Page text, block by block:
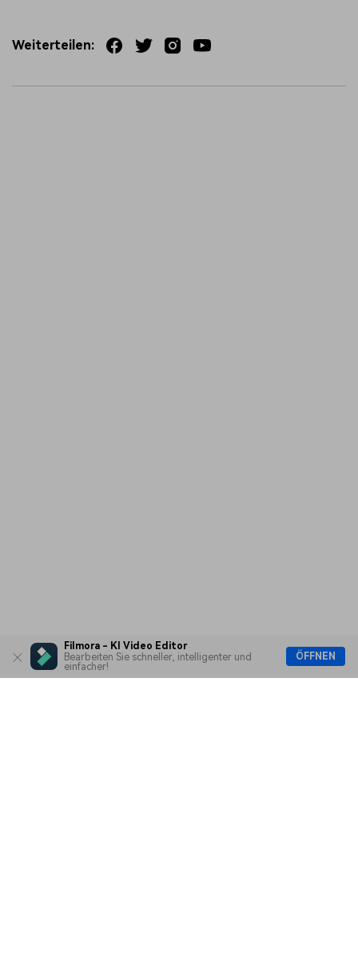
Filmora - KI Video Editor
Bearbeiten Sie schneller, intelligenter und
einfacher!
ÖFFNEN
Weiterteilen: